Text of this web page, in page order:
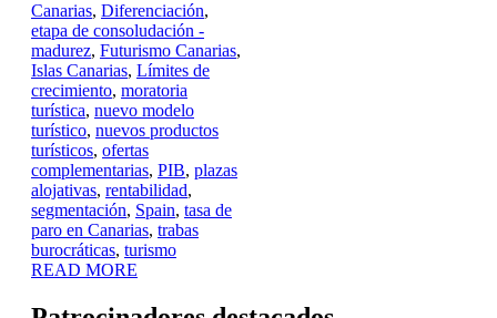
Canarias, Diferenciación,
etapa de consoludación -
madurez, Futurismo Canarias,
Islas Canarias, Límites de
crecimiento, moratoria
turística, nuevo modelo
turístico, nuevos productos
turísticos, ofertas
complementarias, PIB, plazas
alojativas, rentabilidad,
segmentación, Spain, tasa de
paro en Canarias, trabas
burocráticas, turismo
READ MORE